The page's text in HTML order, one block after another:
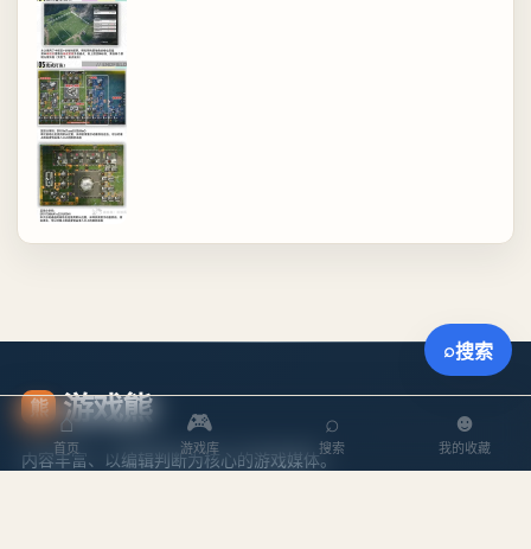
熊 游戏熊
内容丰富、以编辑判断为核心的游戏媒体。
⌂
首页
🎮
游戏库
⌕
搜索
☻
我的收藏
⌕搜索